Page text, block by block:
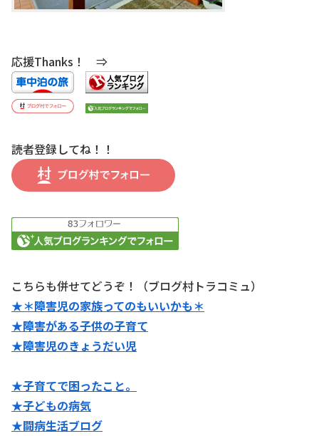
応援Thanks！ ⇒
読者登録してね！！
こちらも併せてどうぞ！（ブログ村トラコミュ）
★＊障害児の家族ってのもいいかも＊
★障害がある子供の子育て
★障害児のきょうだい児
★子育てで困ったこと。
★子どもの病気
★闘病生活ブログ